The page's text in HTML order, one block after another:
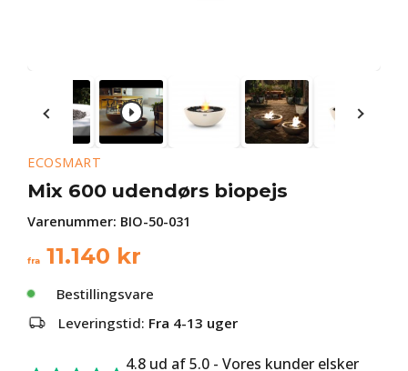
ECOSMART
Mix 600 udendørs biopejs
Varenummer: BIO-50-031
fra 11.140 kr
Bestillingsvare
Leveringstid: Fra 4-13 uger
4.8 ud af 5.0 - Vores kunder elsker